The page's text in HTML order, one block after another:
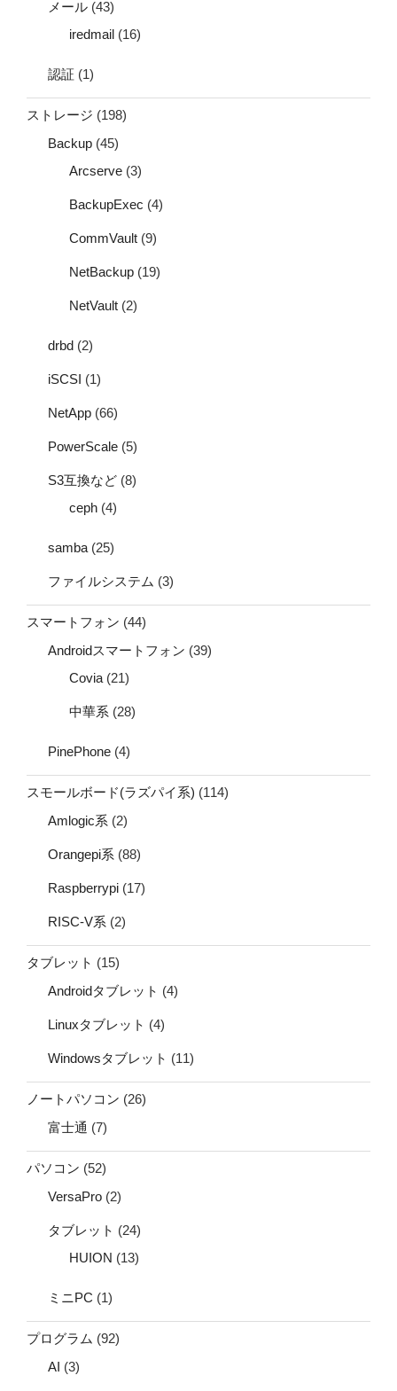
メール (43)
iredmail (16)
認証 (1)
ストレージ (198)
Backup (45)
Arcserve (3)
BackupExec (4)
CommVault (9)
NetBackup (19)
NetVault (2)
drbd (2)
iSCSI (1)
NetApp (66)
PowerScale (5)
S3互換など (8)
ceph (4)
samba (25)
ファイルシステム (3)
スマートフォン (44)
Androidスマートフォン (39)
Covia (21)
中華系 (28)
PinePhone (4)
スモールボード(ラズパイ系) (114)
Amlogic系 (2)
Orangepi系 (88)
Raspberrypi (17)
RISC-V系 (2)
タブレット (15)
Androidタブレット (4)
Linuxタブレット (4)
Windowsタブレット (11)
ノートパソコン (26)
富士通 (7)
パソコン (52)
VersaPro (2)
タブレット (24)
HUION (13)
ミニPC (1)
プログラム (92)
AI (3)